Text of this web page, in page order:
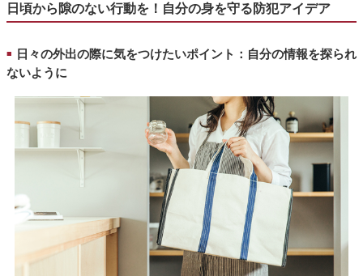
日頃から隙のない行動を！自分の身を守る防犯アイデア
■
日々の外出の際に気をつけたいポイント：自分の情報を探られ
ないように